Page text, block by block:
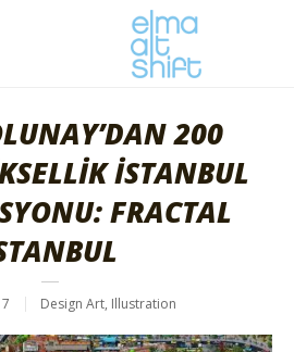
200
İSTANBUL
FRACTAL
Design Art, Illustration